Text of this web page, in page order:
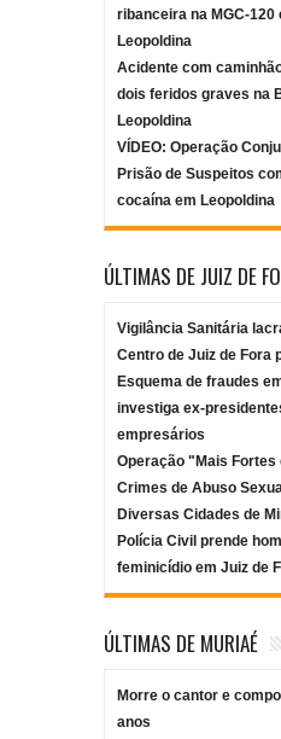
ribanceira na MGC-
Leopoldina
Acidente com
dois feridos graves na
Leopoldina
VÍDEO: Operação
Prisão de Suspeitos
cocaína em Leopoldina
ÚLTIMAS DE JUIZ DE
Vigilância Sanitária
Centro de Juiz de Fora
Esquema de fraudes
investiga ex-
empresários
Operação "Mais Fortes
Crimes de Abuso
Diversas Cidades de
Polícia Civil prende
feminicídio em Juiz de
ÚLTIMAS DE MURIAÉ
Morre o cantor e
anos